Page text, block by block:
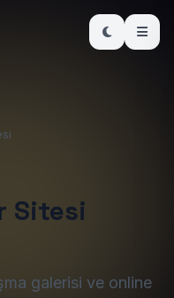
Sitesi
galerisi ve online